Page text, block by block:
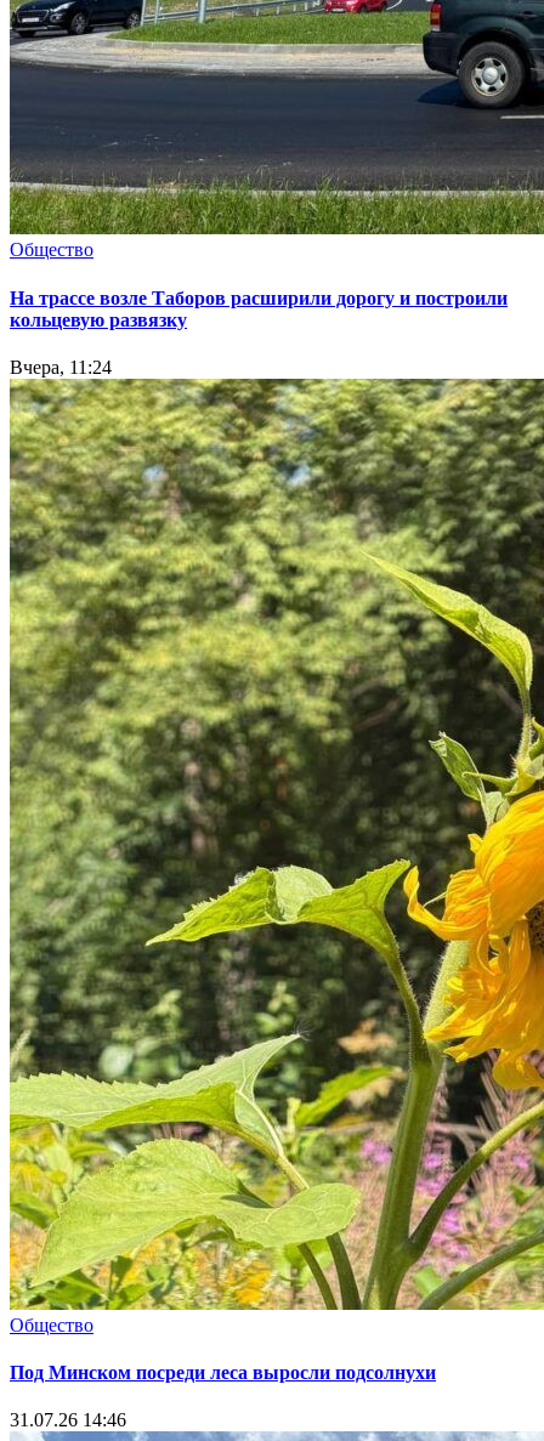
Общество
На трассе возле Таборов расширили дорогу и построили
кольцевую развязку
Вчера, 11:24
Общество
Под Минском посреди леса выросли подсолнухи
31.07.26 14:46